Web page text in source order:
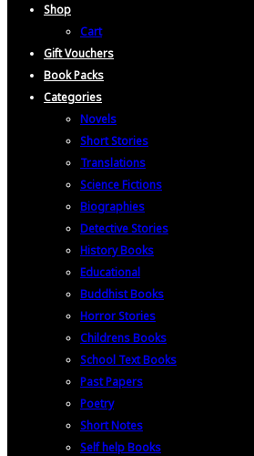
Shop
Cart
Gift Vouchers
Book Packs
Categories
Novels
Short Stories
Translations
Science Fictions
Biographies
Detective Stories
History Books
Educational
Buddhist Books
Horror Stories
Childrens Books
School Text Books
Past Papers
Poetry
Short Notes
Self help Books